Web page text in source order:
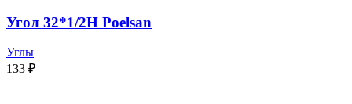
Угол 32*1/2Н Poelsan
Углы
133 ₽